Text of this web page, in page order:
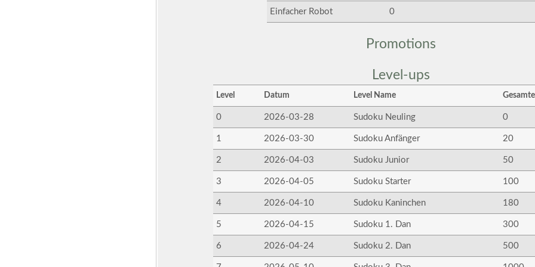
Einfacher Robot 0
Promotions
Level-ups
Level Datum Level Name
0 2026-03-28 Sudoku Neuling 0
1 2026-03-30 Sudoku Anfänger 20
2 2026-04-03 Sudoku Junior 50
3 2026-04-05 Sudoku Starter 100
4 2026-04-10 Sudoku Kaninchen 180
5 2026-04-15 Sudoku 1. Dan 300
6 2026-04-24 Sudoku 2. Dan 500